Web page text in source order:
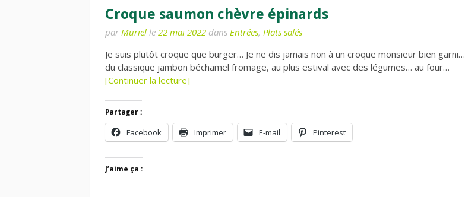
Croque saumon chèvre épinards
par Muriel le 22 mai 2022 dans Entrées, Plats salés
Je suis plutôt croque que burger… Je ne dis jamais non à un croque monsieur bien garni…
du classique jambon béchamel fromage, au plus estival avec des légumes… au four…
[Continuer la lecture]
Partager :
Facebook Imprimer E-mail Pinterest
J’aime ça :